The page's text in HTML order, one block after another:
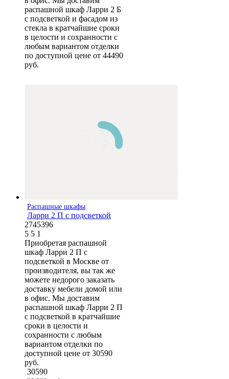
распашной шкаф Ларри 2 Б
с подсветкой и фасадом из
стекла в кратчайшие сроки
в целости и сохранности с
любым вариантом отделки
по доступной цене от 44490
руб.
Распашные шкафы
Ларри 2 П с подсветкой
2745396
5 5 1
Приобретая распашной
шкаф Ларри 2 П с
подсветкой в Москве от
производителя, вы так же
можете недорого заказать
доставку мебели домой или
в офис. Мы доставим
распашной шкаф Ларри 2 П
с подсветкой в кратчайшие
сроки в целости и
сохранности с любым
вариантом отделки по
доступной цене от 30590
руб.
30590